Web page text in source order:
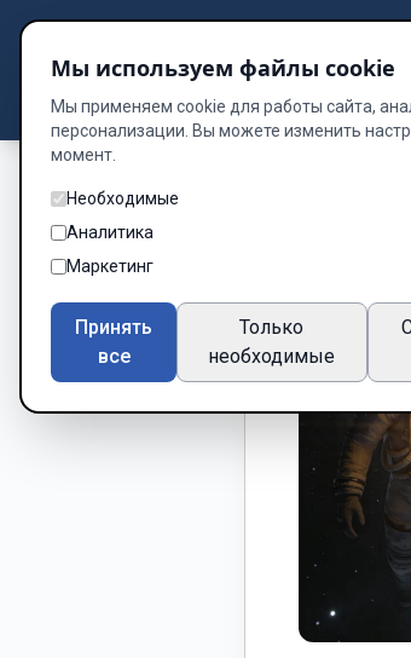
DzenWay Библиотека
Мы используем файлы cookie
Мы применяем cookie для работы сайта,
персонализации. Вы можете изменить
момент.
Необходимые
Аналитика
Маркетинг
Принять
все
Только
необходимые